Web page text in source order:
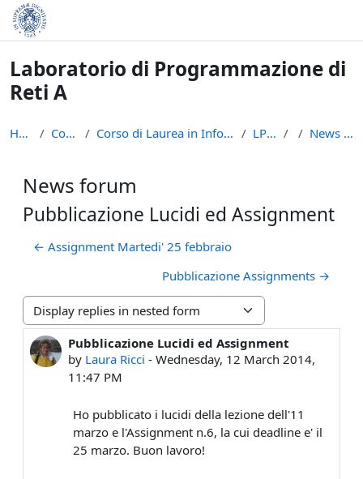
Skip to main content
Laboratorio di Programmazione di
Reti A
Home Courses Corso di Laurea in Informatica (L-31) LPR - A News forum
News forum
Pubblicazione Lucidi ed Assignment
← Assignment Martedi' 25 febbraio
Pubblicazione Assignments →
Display mode
Pubblicazione Lucidi ed Assignment
by Laura Ricci -Wednesday, 12 March 2014,
11:47 PM
Number of replies: 0
Ho pubblicato i lucidi della lezione dell'11
marzo e l'Assignment n.6, la cui deadline e' il
25 marzo. Buon lavoro!